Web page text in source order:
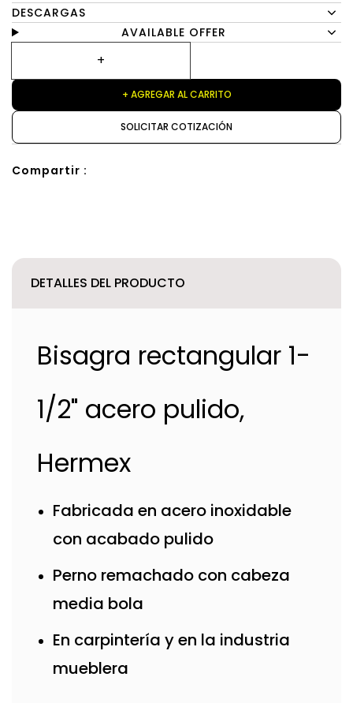
DESCARGAS
AVAILABLE OFFER
+ AGREGAR AL CARRITO
SOLICITAR COTIZACIÓN
Compartir :
DETALLES DEL PRODUCTO
Bisagra rectangular 1-
1/2" acero pulido,
Hermex
Fabricada en acero inoxidable
con acabado pulido
Perno remachado con cabeza
media bola
En carpintería y en la industria
mueblera